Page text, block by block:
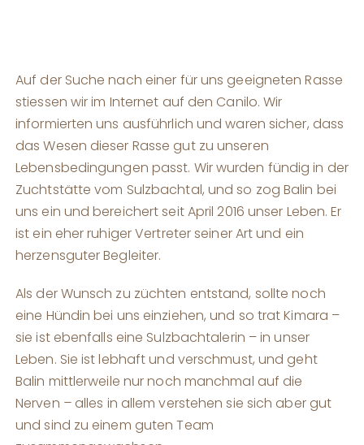
Auf der Suche nach einer für uns geeigneten Rasse
stiessen wir im Internet auf den Canilo. Wir
informierten uns ausführlich und waren sicher, dass
das Wesen dieser Rasse gut zu unseren
Lebensbedingungen passt. Wir wurden fündig in der
Zuchtstätte vom Sulzbachtal, und so zog Balin bei
uns ein und bereichert seit April 2016 unser Leben. Er
ist ein eher ruhiger Vertreter seiner Art und ein
herzensguter Begleiter.
Als der Wunsch zu züchten entstand, sollte noch
eine Hündin bei uns einziehen, und so trat Kimara –
sie ist ebenfalls eine Sulzbachtalerin – in unser
Leben. Sie ist lebhaft und verschmust, und geht
Balin mittlerweile nur noch manchmal auf die
Nerven –alles in allem verstehen sie sich aber gut
und sind zu einem guten Team